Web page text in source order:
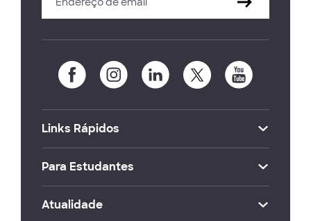
Links Rápidos
Para Estudantes
Atualidade